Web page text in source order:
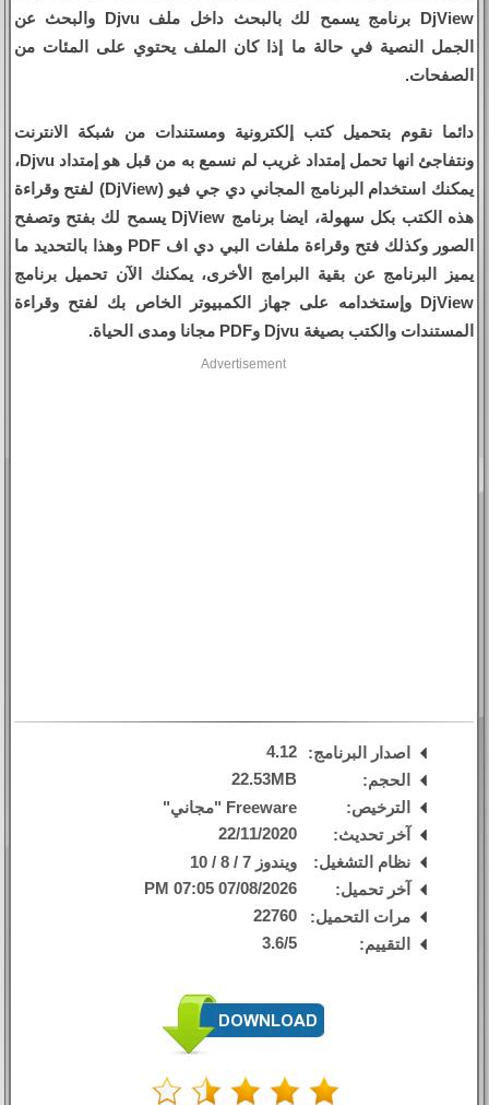
DjView برنامج يسمح لك بالبحث داخل ملف Djvu والبحث عن
الجمل النصية في حالة ما إذا كان الملف يحتوي على المئات من
الصفحات.
دائما نقوم بتحميل كتب إلكترونية ومستندات من شبكة الانترنت
ونتفاجئ انها تحمل إمتداد غريب لم نسمع به من قبل هو إمتداد Djvu،
يمكنك استخدام البرنامج المجاني دي جي فيو (DjView) لفتح وقراءة
هذه الكتب بكل سهولة، ايضا برنامج DjView يسمح لك بفتح وتصفح
الصور وكذلك فتح وقراءة ملفات البي دي اف PDF وهذا بالتحديد ما
يميز البرنامج عن بقية البرامج الأخرى، يمكنك الآن تحميل برنامج
DjView وإستخدامه على جهاز الكمبيوتر الخاص بك لفتح وقراءة
المستندات والكتب بصيغة Djvu وPDF مجانا ومدى الحياة.
Advertisement
اصدار البرنامج:
4.12
الحجم:
22.53MB
الترخيص:
Freeware "مجاني"
آخر تحديث:
22/11/2020
نظام التشغيل:
ويندوز 7 / 8 / 10
آخر تحميل:
07/08/2026 07:05 PM
مرات التحميل:
22760
التقييم:
3.6/5